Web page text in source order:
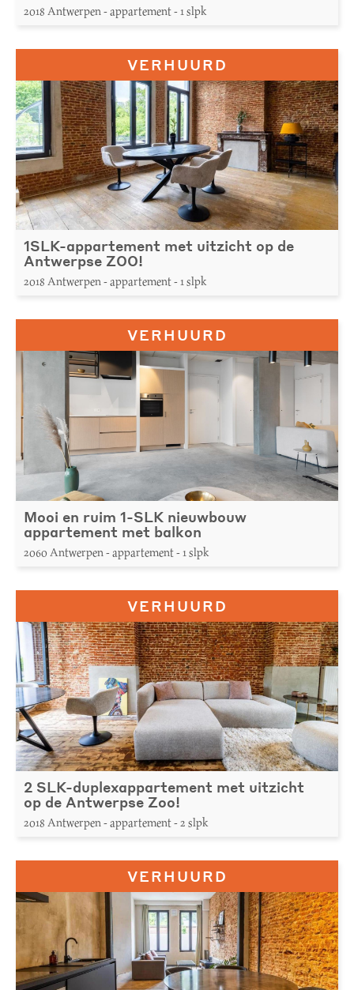
2018 Antwerpen - appartement - 1 slpk
VERHUURD
1SLK-appartement met uitzicht op de
Antwerpse ZOO!
2018 Antwerpen - appartement - 1 slpk
VERHUURD
Mooi en ruim 1-SLK nieuwbouw
appartement met balkon
2060 Antwerpen - appartement - 1 slpk
VERHUURD
2 SLK-duplexappartement met uitzicht
op de Antwerpse Zoo!
2018 Antwerpen - appartement - 2 slpk
VERHUURD